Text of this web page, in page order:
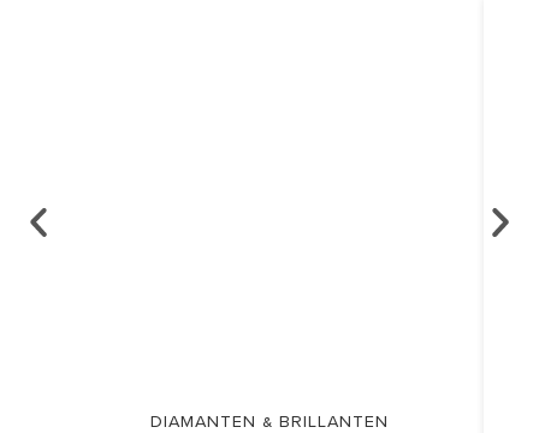
DIAMANTEN & BRILLANTEN